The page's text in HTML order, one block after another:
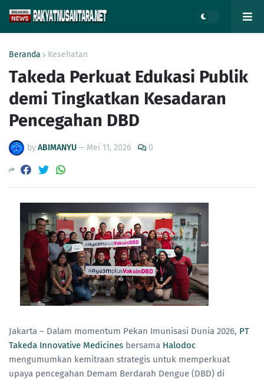
Beranda Kesehatan
Takeda Perkuat Edukasi Publik
demi Tingkatkan Kesadaran
Pencegahan DBD
byABIMANYU— Mei 11, 2026 0
Jakarta – Dalam momentum Pekan Imunisasi Dunia 2026, PT
Takeda Innovative Medicines bersama Halodoc
mengumumkan kemitraan strategis untuk memperkuat
upaya pencegahan Demam Berdarah Dengue (DBD) di